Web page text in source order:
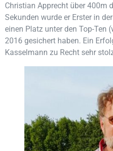
Christian Apprecht über 400m
Sekunden wurde er Erster in
einen Platz unter den Top-Ten
2016 gesichert haben. Ein
Kasselmann zu Recht sehr